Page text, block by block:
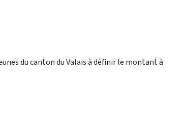
du canton du Valais à définir le montant à